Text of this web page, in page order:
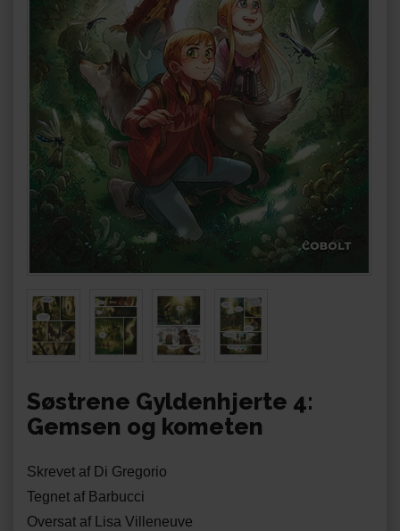
Søstrene Gyldenhjerte 4:
Gemsen og kometen
Skrevet af Di Gregorio
Tegnet af Barbucci
Oversat af Lisa Villeneuve